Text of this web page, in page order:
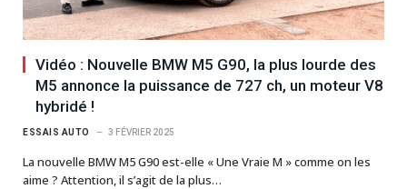
Vidéo : Nouvelle BMW M5 G90, la plus lourde des
M5 annonce la puissance de 727 ch, un moteur V8
hybridé !
ESSAIS AUTO 3 FÉVRIER 2025
La nouvelle BMW M5 G90 est-elle « Une Vraie M » comme on les
aime ? Attention, il s’agit de la plus…